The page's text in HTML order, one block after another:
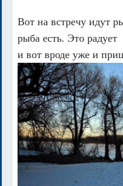
Вот на встречу идут
рыба есть. Это радует
и вот вроде уже и